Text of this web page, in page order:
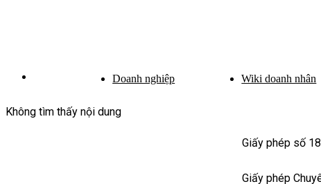
Doanh nghiệp Wiki doanh nhân
Không tìm thấy nội dung
Giấy phép số
Giấy phép